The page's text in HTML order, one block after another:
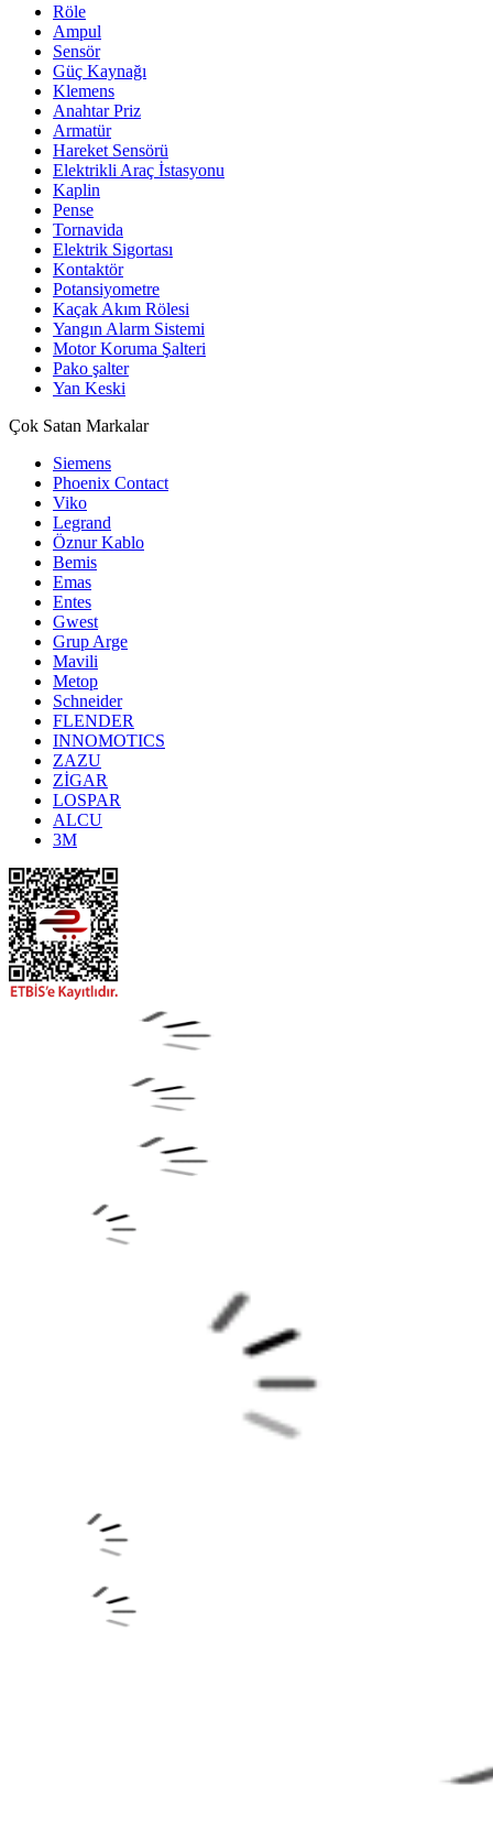
Röle
Ampul
Sensör
Güç Kaynağı
Klemens
Anahtar Priz
Armatür
Hareket Sensörü
Elektrikli Araç İstasyonu
Kaplin
Pense
Tornavida
Elektrik Sigortası
Kontaktör
Potansiyometre
Kaçak Akım Rölesi
Yangın Alarm Sistemi
Motor Koruma Şalteri
Pako şalter
Yan Keski
Çok Satan Markalar
Siemens
Phoenix Contact
Viko
Legrand
Öznur Kablo
Bemis
Emas
Entes
Gwest
Grup Arge
Mavili
Metop
Schneider
FLENDER
INNOMOTICS
ZAZU
ZİGAR
LOSPAR
ALCU
3M